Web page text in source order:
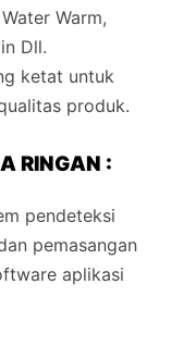
Warm,
Dll.
ketat untuk
produk.
RINGAN :
pendeteksi
pemasangan
aplikasi